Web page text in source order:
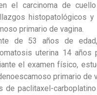
el carcinoma de cuello
histopatológicos y
primario de vagina.
de 53 años de
uterina 14 años
el examen físico,
primario de
de paclitaxel-